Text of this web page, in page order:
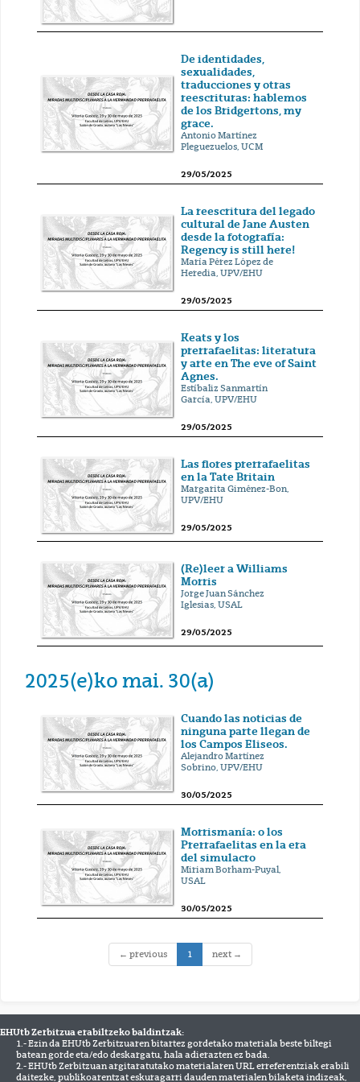
De identidades,
sexualidades,
traducciones y otras
reescrituras: hablemos
de los Bridgertons, my
grace.
Antonio Martínez
Pleguezuelos, UCM
29/05/2025
La reescritura del legado
cultural de Jane Austen
desde la fotografía:
Regency is still here!
María Pérez López de
Heredia, UPV/EHU
29/05/2025
Keats y los
prerrafaelitas: literatura
y arte en The eve of Saint
Agnes.
Estíbaliz Sanmartín
García, UPV/EHU
29/05/2025
Las flores prerrafaelitas
en la Tate Britain
Margarita Giménez-Bon,
UPV/EHU
29/05/2025
(Re)leer a Williams
Morris
Jorge Juan Sánchez
Iglesias, USAL
29/05/2025
2025(e)ko mai. 30(a)
Cuando las noticias de
ninguna parte llegan de
los Campos Eliseos.
Alejandro Martínez
Sobrino, UPV/EHU
30/05/2025
Morrismanía: o los
Prerrafaelitas en la era
del simulacro
Miriam Borham-Puyal,
USAL
30/05/2025
← previous 1(current)
next →
EHUtb Zerbitzua erabiltzeko baldintzak:
1.- Ezin da EHUtb Zerbitzuaren bitartez gordetako materiala beste biltegi
batean gorde eta/edo deskargatu, hala adierazten ez bada.
2.- EHUtb Zerbitzuan argitaratutako materialaren URL erreferentziak erabili
daitezke, publikoarentzat eskuragarri dauden materialen bilaketa indizeak,